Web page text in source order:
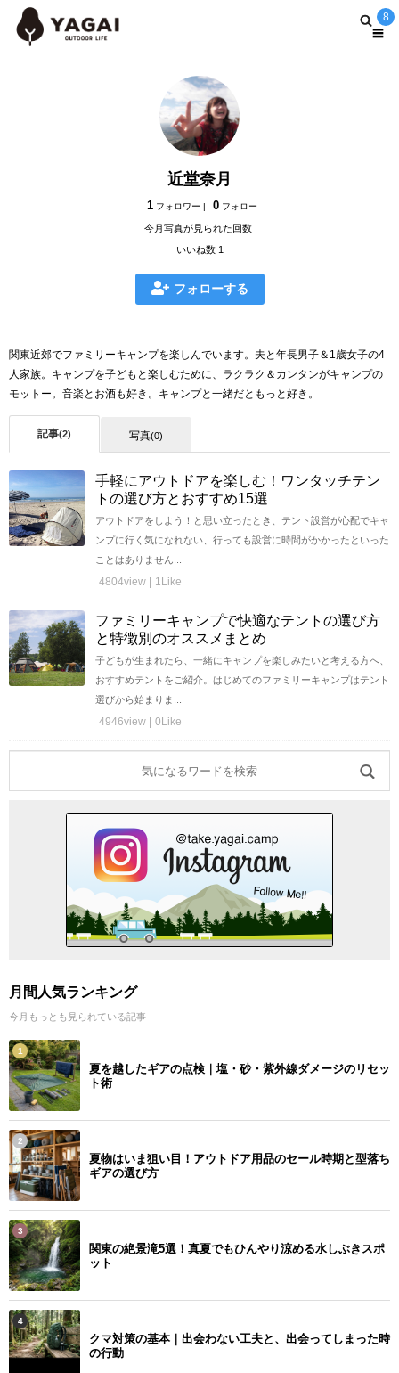
8
近堂奈月
1フォロワー | 0フォロー
今月写真が見られた回数
いいね数 1
フォローする
関東近郊でファミリーキャンプを楽しんでいます。夫と年長男子＆1歳女子の4
人家族。キャンプを子どもと楽しむために、ラクラク＆カンタンがキャンプの
モットー。音楽とお酒も好き。キャンプと一緒だともっと好き。
記事(2) 写真(0)
手軽にアウトドアを楽しむ！ワンタッチテン
トの選び方とおすすめ15選
アウトドアをしよう！と思い立ったとき、テント設営が心配でキャ
ンプに行く気になれない、行っても設営に時間がかかったといった
ことはありません...
4804view | 1Like
ファミリーキャンプで快適なテントの選び方
と特徴別のオススメまとめ
子どもが生まれたら、一緒にキャンプを楽しみたいと考える方へ、
おすすめテントをご紹介。はじめてのファミリーキャンプはテント
選びから始まりま...
4946view | 0Like
月間人気ランキング
今月もっとも見られている記事
1
夏を越したギアの点検｜塩・砂・紫外線ダメージのリセッ
ト術
2
夏物はいま狙い目！アウトドア用品のセール時期と型落ち
ギアの選び方
3
関東の絶景滝5選！真夏でもひんやり涼める水しぶきスポ
ット
4
クマ対策の基本｜出会わない工夫と、出会ってしまった時
の行動